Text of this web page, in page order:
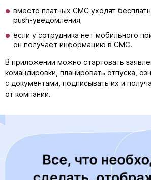
вместо платных СМС уходят
push-уведомления;
если у сотрудника нет мобильного
он получает информацию в СМС.
В приложении можно стартовать
командировки, планировать отпуска,
с документами, подписывать их и
от компании.